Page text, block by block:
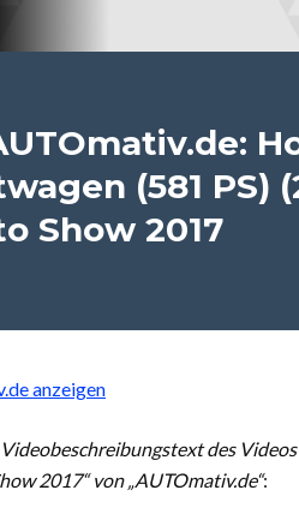
(581 PS)
Show 2017
anzeigen
des
2017“ von „AUTOmativ.de“: